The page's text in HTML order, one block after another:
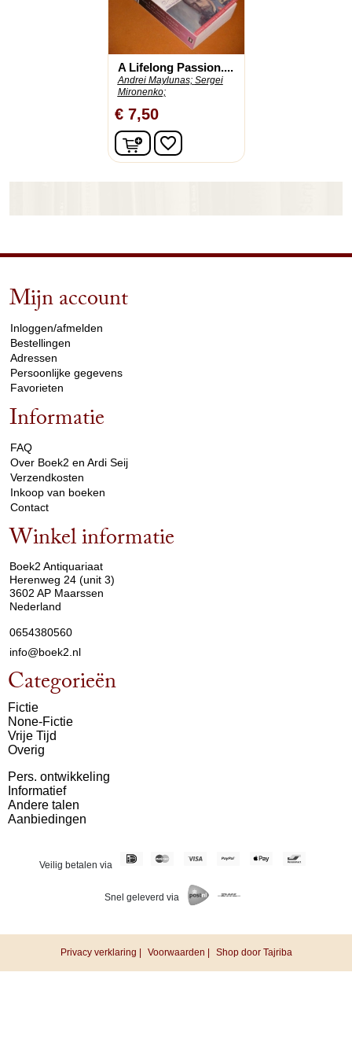
A Lifelong Passion....
Andrei Maylunas; Sergei
Mironenko;
€ 7,50
In winkelwagen
favorite_border
Mijn account
Inloggen/afmelden
Bestellingen
Adressen
Persoonlijke gegevens
Favorieten
Informatie
FAQ
Over Boek2 en Ardi Seij
Verzendkosten
Inkoop van boeken
Contact
Winkel informatie
Boek2 Antiquariaat
Herenweg 24 (unit 3)
3602 AP Maarssen
Nederland
0654380560
info@boek2.nl
Categorieën
Fictie
None-Fictie
Vrije Tijd
Overig
Pers. ontwikkeling
Informatief
Andere talen
Aanbiedingen
Veilig betalen via
Snel geleverd via
Privacy verklaring | Voorwaarden | Shop door Tajriba